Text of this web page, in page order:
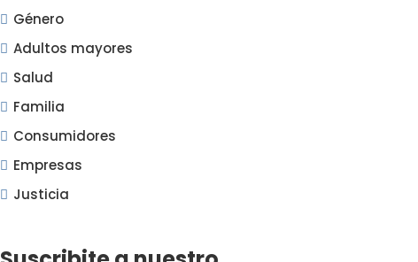
Género
Adultos mayores
Salud
Familia
Consumidores
Empresas
Justicia